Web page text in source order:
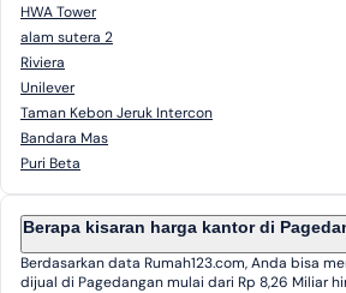
HWA Tower
alam sutera 2
Riviera
Unilever
Taman Kebon Jeruk Intercon
Bandara Mas
Puri Beta
Berapa kisaran harga kantor di
Berdasarkan data Rumah123.com, Anda bisa
dijual di Pagedangan mulai dari Rp 8,26 Miliar